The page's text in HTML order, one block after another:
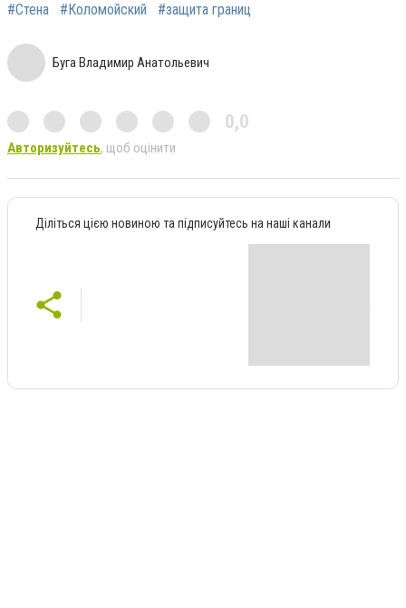
#Стена #Коломойский #защита границ
Буга Владимир Анатольевич
0,0
Авторизуйтесь, щоб оцінити
Діліться цією новиною та підписуйтесь на наші канали